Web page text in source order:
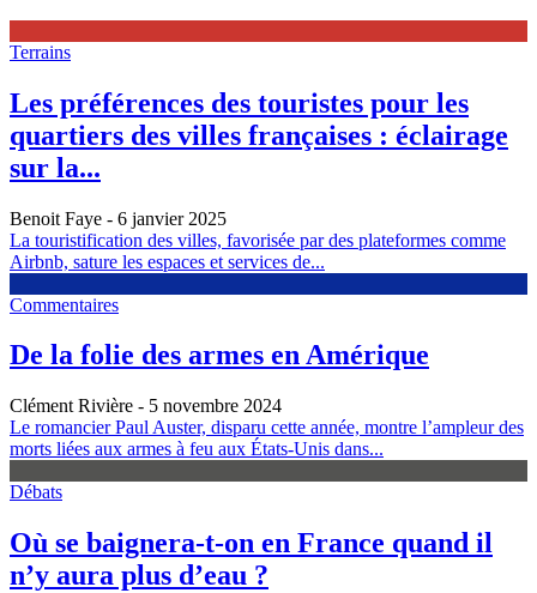
Terrains
Les préférences des touristes pour les
quartiers des villes françaises : éclairage
sur la...
Benoit Faye - 6 janvier 2025
La touristification des villes, favorisée par des plateformes comme
Airbnb, sature les espaces et services de...
Commentaires
De la folie des armes en Amérique
Clément Rivière - 5 novembre 2024
Le romancier Paul Auster, disparu cette année, montre l’ampleur des
morts liées aux armes à feu aux États-Unis dans...
Débats
Où se baignera-t-on en France quand il
n’y aura plus d’eau ?